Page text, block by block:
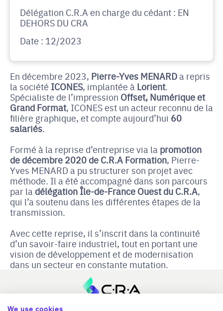
Délégation C.R.A en charge du cédant : EN
DEHORS DU CRA
Date : 12/2023
En décembre 2023, Pierre-Yves MENARDa repris
la société ICONES, implantée à Lorient.
Spécialiste de l’impression Offset, Numérique et
Grand Format, ICONES est un acteur reconnu de la
filière graphique, et compte aujourd’hui 60
salariés.
Formé à la reprise d’entreprise via la promotion
de décembre 2020 de C.R.A Formation, Pierre-
Yves MENARD a pu structurer son projet avec
méthode. Il a été accompagné dans son parcours
par la délégation Île-de-France Ouest du C.R.A,
qui l’a soutenu dans les différentes étapes de la
transmission.
Avec cette reprise, il s’inscrit dans la continuité
d’un savoir-faire industriel, tout en portant une
vision de développement et de modernisation
dans un secteur en constante mutation.
We use cookies